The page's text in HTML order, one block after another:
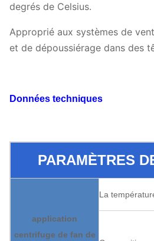
degrés de Celsius.
Approprié aux systèmes de
et de dépoussiérage dans des
Données techniques
PARAMÈTRES
application
centrifuge de fan de
La